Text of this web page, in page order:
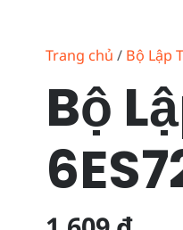
Trang chủ / Bộ Lập
Bộ